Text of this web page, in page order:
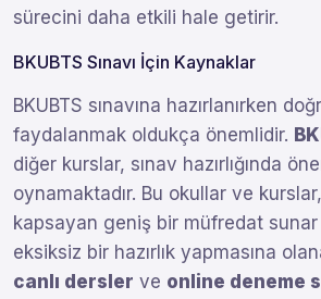
sürecini daha etkili hale getirir.
BKUBTS Sınavı İçin Kaynaklar
BKUBTS sınavına hazırlanırken
faydalanmak oldukça önemlidir.
diğer kurslar, sınav hazırlığında
oynamaktadır. Bu okullar ve kurslar,
kapsayan geniş bir müfredat sunar
eksiksiz bir hazırlık yapmasına
canlı dersler ve online deneme